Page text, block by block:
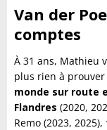
Van der
comptes
À 31 ans, Mathieu
plus rien à
monde sur route
Flandres (2020,
Remo (2023, 2025),